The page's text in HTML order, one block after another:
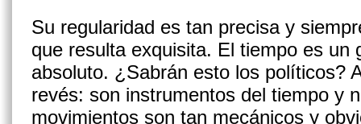
Su regularidad es tan precisa y
que resulta exquisita. El tiempo es un
absoluto. ¿Sabrán esto los políticos?
revés: son instrumentos del tiempo y
movimientos son tan mecánicos y